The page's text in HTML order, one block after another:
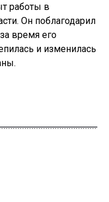
работы в
Он поблагодарил
время его
и изменилась